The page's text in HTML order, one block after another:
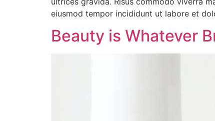
eiusmod tempor incididunt ut labore et
Beauty is Whatever